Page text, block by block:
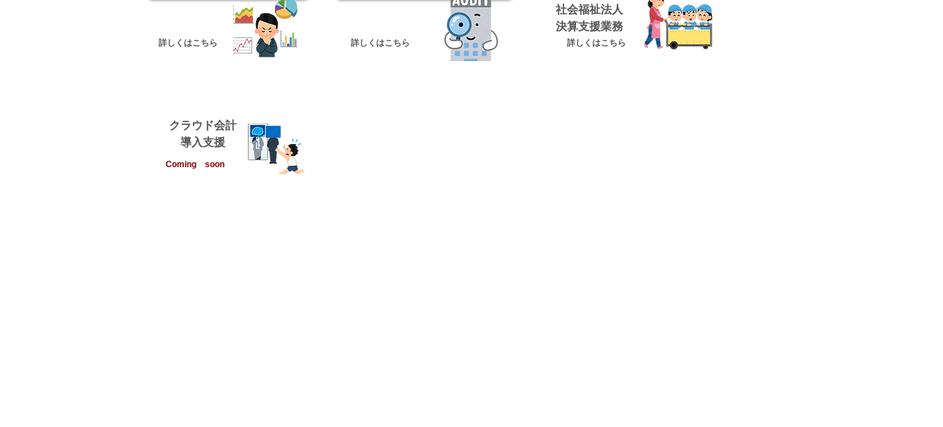
​詳しくはこちら ​詳しくはこちら
クラウド会計
​導入支援
Coming soon
社会福祉法人
​決算支援業務
​詳しくはこちら